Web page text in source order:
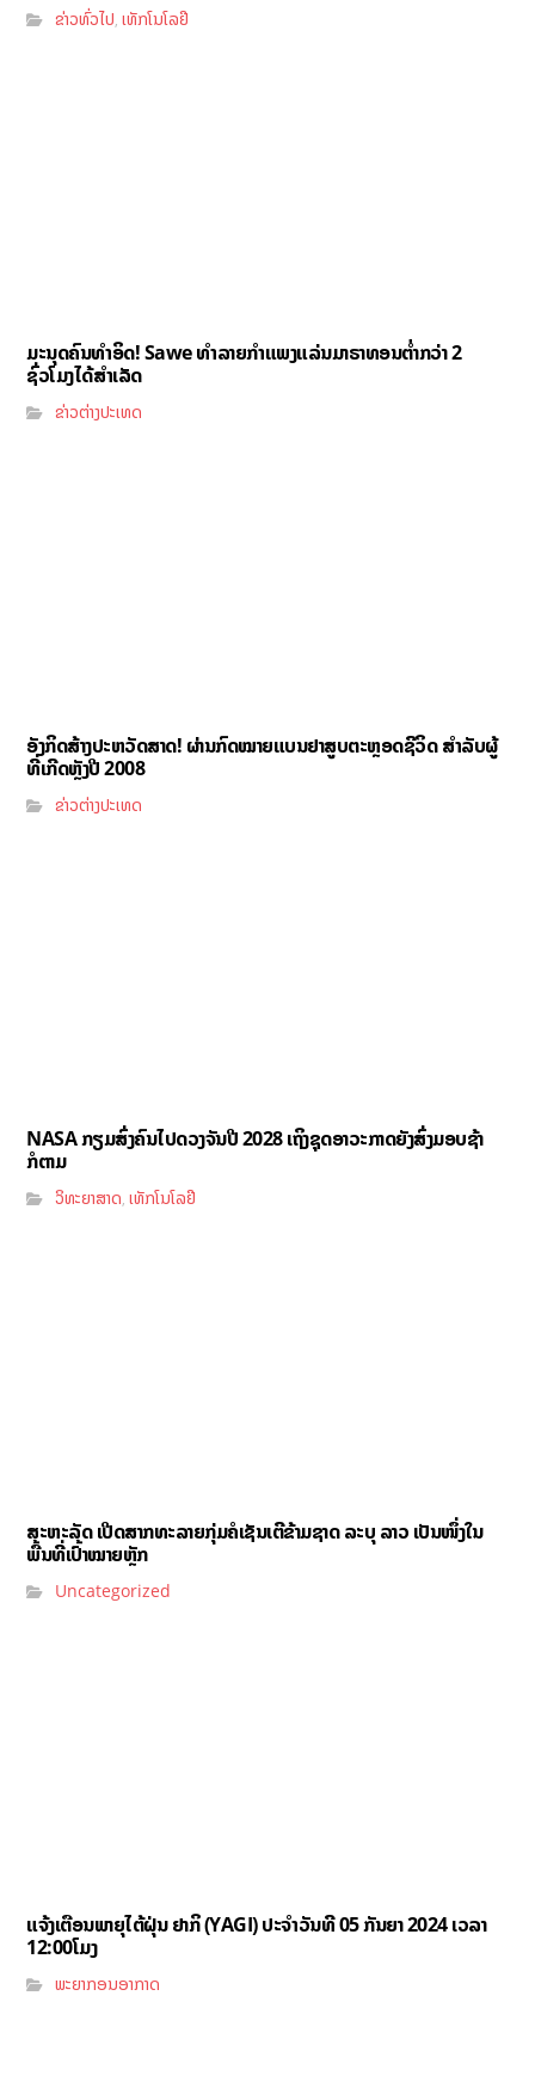
ຂ່າວທົ່ວໄປ,ເທັກໂນໂລຢີ
ມະນຸດຄົນທຳອິດ! Sawe ທຳລາຍກຳແພງແລ່ນມາຣາທອນຕ່ຳກວ່າ 2
ຊົ່ວໂມງໄດ້ສຳເລັດ
ຂ່າວຕ່າງປະເທດ
ອັງກິດສ້າງປະຫວັດສາດ! ຜ່ານກົດໝາຍແບນຢາສູບຕະຫຼອດຊີວິດ ສຳລັບຜູ້
ທີ່ເກີດຫຼັງປີ 2008
ຂ່າວຕ່າງປະເທດ
NASA ກຽມສົ່ງຄົນໄປດວງຈັນປີ 2028 ເຖິງຊຸດອາວະກາດຍັງສົ່ງມອບຊ້າ
ກໍຕາມ
ວິທະຍາສາດ,ເທັກໂນໂລຢີ
ສະຫະລັດ ເປີດສາກທະລາຍກຸ່ມຄໍເຊັນເຕີຂ້າມຊາດ ລະບຸ ລາວ ເປັນໜຶ່ງໃນ
ພື້ນທີ່ເປົ້າໝາຍຫຼັກ
Uncategorized
ແຈ້ງເຕືອນພາຍຸໄຕ້ຝຸ່ນ ຢາກິ (YAGI)​ ປະຈໍາວັນທີ 05 ກັນຍາ 2024 ເວລາ
12:00ໂມງ
ພະຍາກອນອາກາດ